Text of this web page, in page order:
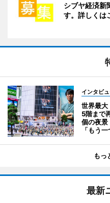
シブヤ経済新
す。詳しくは
インタビ
世界最
5階まで
個の夜
「もう
もっ
最新